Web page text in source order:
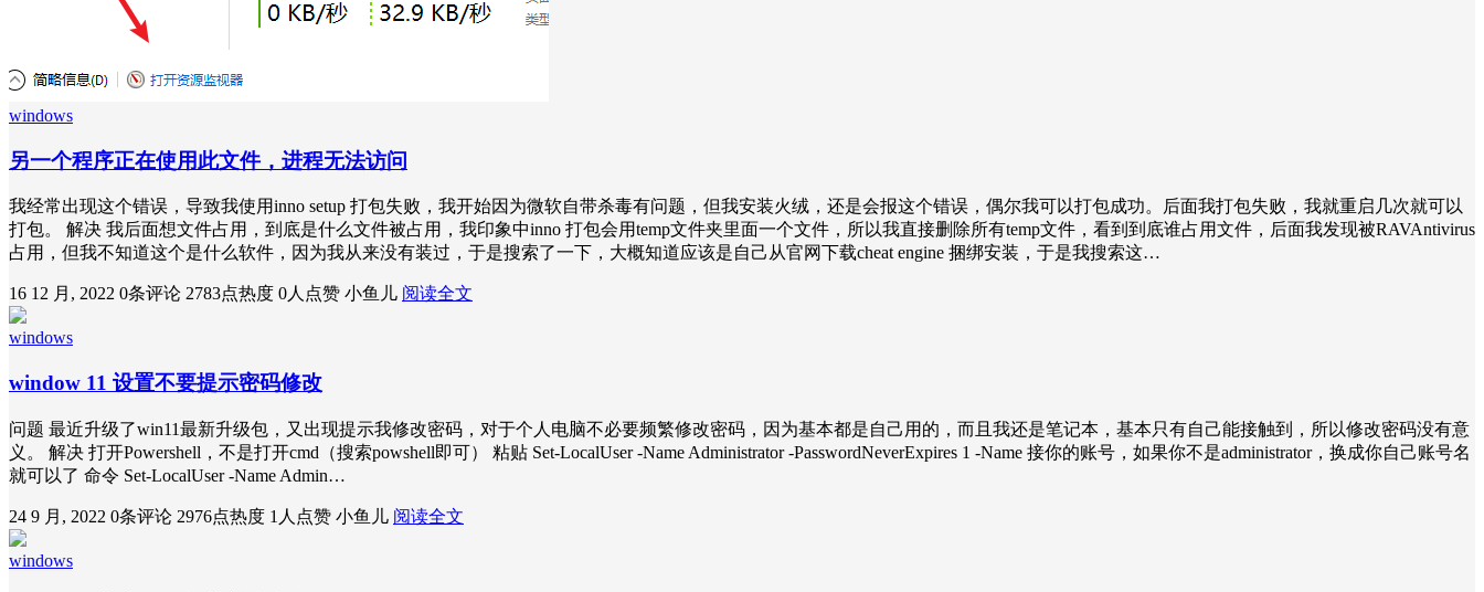
windows
另一个程序正在使用此文件，进程无法访问
我经常出现这个错误，导致我使用inno setup 打包失败，我开始因为微软自带杀毒有问题，但我安装火绒，还是会报这个错误，偶尔我可以打包成功。后面我打包失败，我就重启几次就可以
打包。 解决 我后面想文件占用，到底是什么文件被占用，我印象中inno 打包会用temp文件夹里面一个文件，所以我直接删除所有temp文件，看到到底谁占用文件，后面我发现被RAVAntivirus
占用，但我不知道这个是什么软件，因为我从来没有装过，于是搜索了一下，大概知道应该是自己从官网下载cheat engine 捆绑安装，于是我搜索这…
16 12 月, 2022 0条评论 2783点热度 0人点赞 小鱼儿 阅读全文
windows
window 11 设置不要提示密码修改
问题 最近升级了win11最新升级包，又出现提示我修改密码，对于个人电脑不必要频繁修改密码，因为基本都是自己用的，而且我还是笔记本，基本只有自己能接触到，所以修改密码没有意
义。 解决 打开Powershell，不是打开cmd（搜索powshell即可） 粘贴 Set-LocalUser -Name Administrator -PasswordNeverExpires 1 -Name 接你的账号，如果你不是administrator，换成你自己账号名
就可以了 命令 Set-LocalUser -Name Admin…
24 9 月, 2022 0条评论 2976点热度 1人点赞 小鱼儿 阅读全文
windows